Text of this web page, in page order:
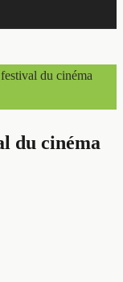
du cinéma
du cinéma